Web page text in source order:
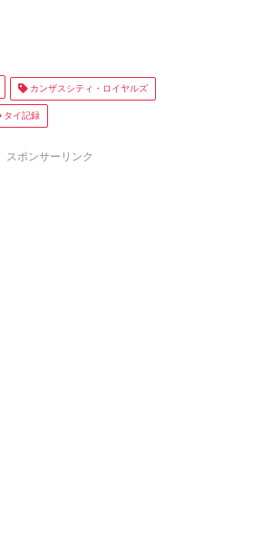
カンザスシティ・ロイヤルズ
タイ記録
スポンサーリンク